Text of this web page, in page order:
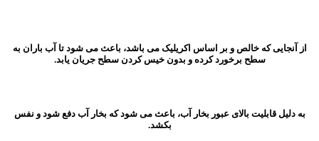
از آنجایی که خالص و بر اساس اکریلیک می باشد، باعث می شود تا آب باران به
سطح برخورد کرده و بدون خیس کردن سطح جریان یابد.
به دلیل قابلیت بالای عبور بخار آب، باعث می شود که بخار آب دفع شود و نفس
بکشد.